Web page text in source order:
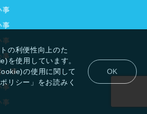
の利便性向上のた
を使用しています。
の使用に関して
リシー」をお読みく
OK
事
事
事
事
い事
事
事